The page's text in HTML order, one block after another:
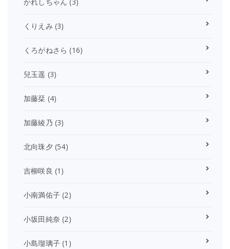
くりえみ (3)
くろがねさら (16)
兒玉遥 (3)
加藤栞 (4)
加藤綾乃 (3)
北向珠夕 (54)
吉柳咲良 (1)
小南満佑子 (2)
小坂田純奈 (2)
小島瑠璃子 (1)